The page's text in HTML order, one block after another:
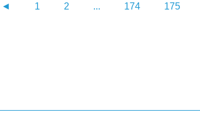
◄ 1 2 ... 174 175